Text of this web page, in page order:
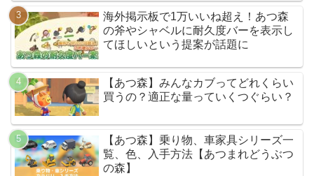
海外掲示板で1万いいね超え！あつ森
の斧やシャベルに耐久度バーを表示し
てほしいという提案が話題に
【あつ森】みんなカブってどれくらい
買うの？適正な量っていくつぐらい？
【あつ森】乗り物、車家具シリーズ一
覧、色、入手方法【あつまれどうぶつ
の森】